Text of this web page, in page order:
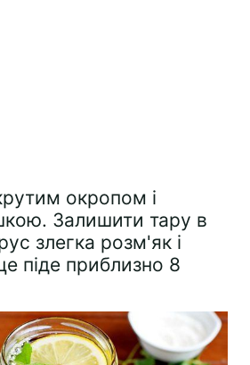
окропом і
Залишити тару в
злегка розм'як і
піде приблизно 8